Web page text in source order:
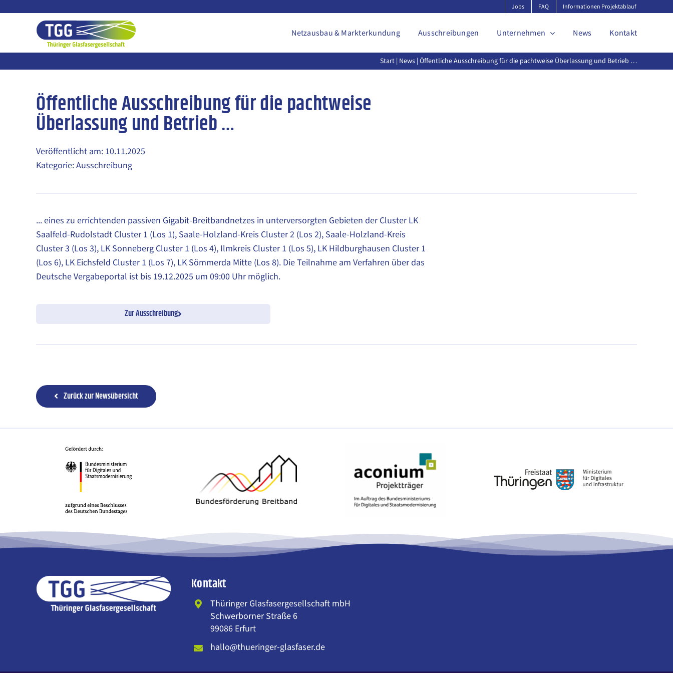
Jobs FAQ Informationen Projektablauf
Netzausbau & Markterkundung Ausschreibungen Unternehmen News Kontakt
Start | News | Öffentliche Ausschreibung für die pachtweise Überlassung und Betrieb …
Öffentliche Ausschreibung für die pachtweise
Überlassung und Betrieb …
Veröffentlicht am: 10.11.2025
Kategorie: Ausschreibung
... eines zu errichtenden passiven Gigabit-Breitbandnetzes in unterversorgten Gebieten der Cluster LK
Saalfeld-Rudolstadt Cluster 1 (Los 1), Saale-Holzland-Kreis Cluster 2 (Los 2), Saale-Holzland-Kreis
Cluster 3 (Los 3), LK Sonneberg Cluster 1 (Los 4), Ilmkreis Cluster 1 (Los 5), LK Hildburghausen Cluster 1
(Los 6), LK Eichsfeld Cluster 1 (Los 7), LK Sömmerda Mitte (Los 8). Die Teilnahme am Verfahren über das
Deutsche Vergabeportal ist bis 19.12.2025 um 09:00 Uhr möglich.
Zur Ausschreibung
Zurück zur Newsübersicht
Kontakt
Thüringer Glasfasergesellschaft mbH
Schwerborner Straße 6
99086 Erfurt
hallo@thueringer-glasfaser.de